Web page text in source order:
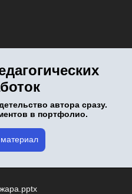
автора сразу.
в портфолио.